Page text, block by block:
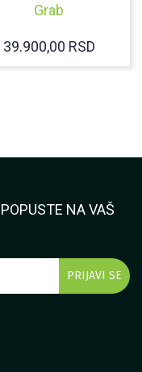
Grab
39.900,00 RSD
NA VAŠ